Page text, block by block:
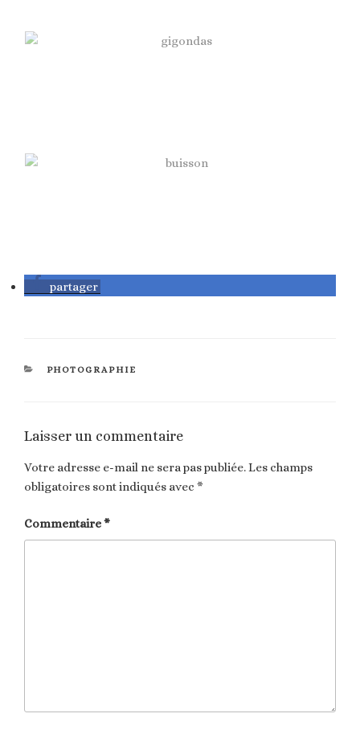
partager
CATÉGORIES
PHOTOGRAPHIE
Laisser un commentaire
Votre adresse e-mail ne sera pas publiée.Les champs
obligatoires sont indiqués avec *
Commentaire*